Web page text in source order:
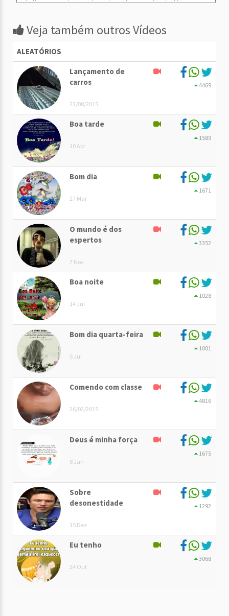
Veja também outros Vídeos
ALEATÓRIOS
Lançamento de
carros
23/08/2015
4469
Boa tarde
10 Abr
1589
Bom dia
27 Mar
1671
O mundo é dos
espertos
7 Nov
3352
Boa noite
14 Jul
1028
Bom dia quarta-feira
5 Jul
1001
Comendo com classe
26/02/2015
4816
Deus é minha força
8 Jan
1675
Sobre
desonestidade
15 Dez
1292
Eu tenho
24 Out
3068